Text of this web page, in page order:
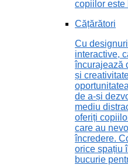
copiilor este
Cățărători
Cu
interactive,
încurajează
și
de a-și
mediu
oferiți
care au
încredere.
orice spațiu
bucurie